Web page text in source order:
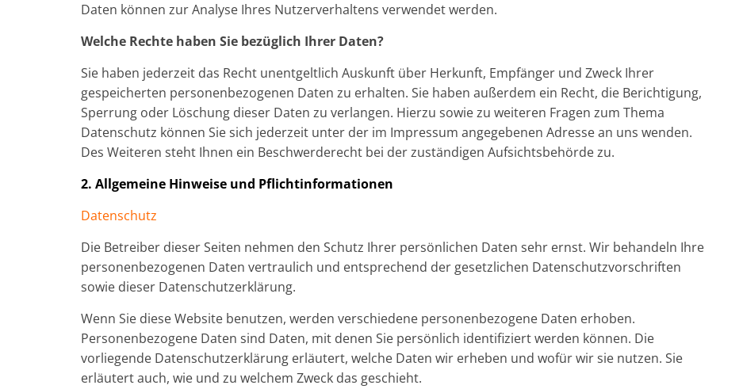
Daten können zur Analyse Ihres Nutzerverhaltens verwendet werden.
Welche Rechte haben Sie bezüglich Ihrer Daten?
Sie haben jederzeit das Recht unentgeltlich Auskunft über Herkunft, Empfänger und Zweck Ihrer
gespeicherten personenbezogenen Daten zu erhalten. Sie haben außerdem ein Recht, die Berichtigung,
Sperrung oder Löschung dieser Daten zu verlangen. Hierzu sowie zu weiteren Fragen zum Thema
Datenschutz können Sie sich jederzeit unter der im Impressum angegebenen Adresse an uns wenden.
Des Weiteren steht Ihnen ein Beschwerderecht bei der zuständigen Aufsichtsbehörde zu.
2. Allgemeine Hinweise und Pflichtinformationen
Datenschutz
Die Betreiber dieser Seiten nehmen den Schutz Ihrer persönlichen Daten sehr ernst. Wir behandeln Ihre
personenbezogenen Daten vertraulich und entsprechend der gesetzlichen Datenschutzvorschriften
sowie dieser Datenschutzerklärung.
Wenn Sie diese Website benutzen, werden verschiedene personenbezogene Daten erhoben.
Personenbezogene Daten sind Daten, mit denen Sie persönlich identifiziert werden können. Die
vorliegende Datenschutzerklärung erläutert, welche Daten wir erheben und wofür wir sie nutzen. Sie
erläutert auch, wie und zu welchem Zweck das geschieht.